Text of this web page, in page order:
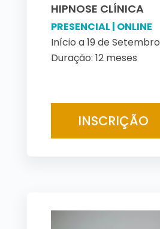
HIPNOSE CLÍNICA
PRESENCIAL | ONLINE
Início a 19 de Setembro
Duração: 12 meses
INSCRIÇÃO